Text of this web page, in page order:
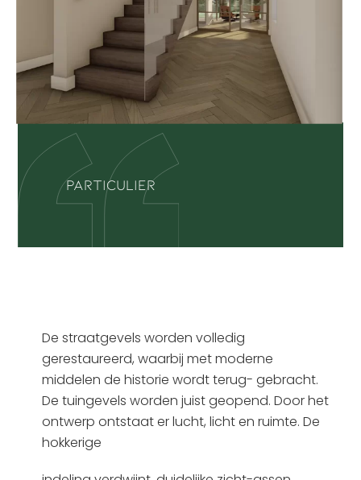
Particulier
De straatgevels worden volledig
gerestaureerd, waarbij met moderne
middelen de historie wordt terug- gebracht.
De tuingevels worden juist geopend. Door het
ontwerp ontstaat er lucht, licht en ruimte. De
hokkerige